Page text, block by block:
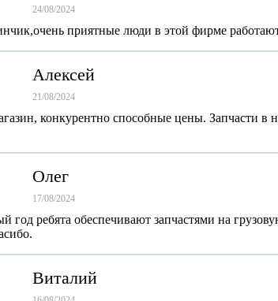
24/08/2024
приятные люди в этой фирме
Алексей
21/08/2024
конкурентно способные цены. Запчасти в
Олег
17/08/2024
год ребята обеспечивают запчастями на
Виталий